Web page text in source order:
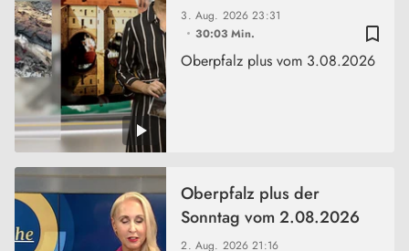
bookmark_border
3. Aug. 202623:31
30:03 Min.
Oberpfalz plus vom 3.08.2026
2. Aug. 202621:16
Oberpfalz plus der
Sonntag vom 2.08.2026